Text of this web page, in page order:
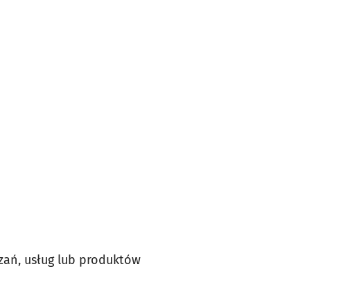
usług lub produktów